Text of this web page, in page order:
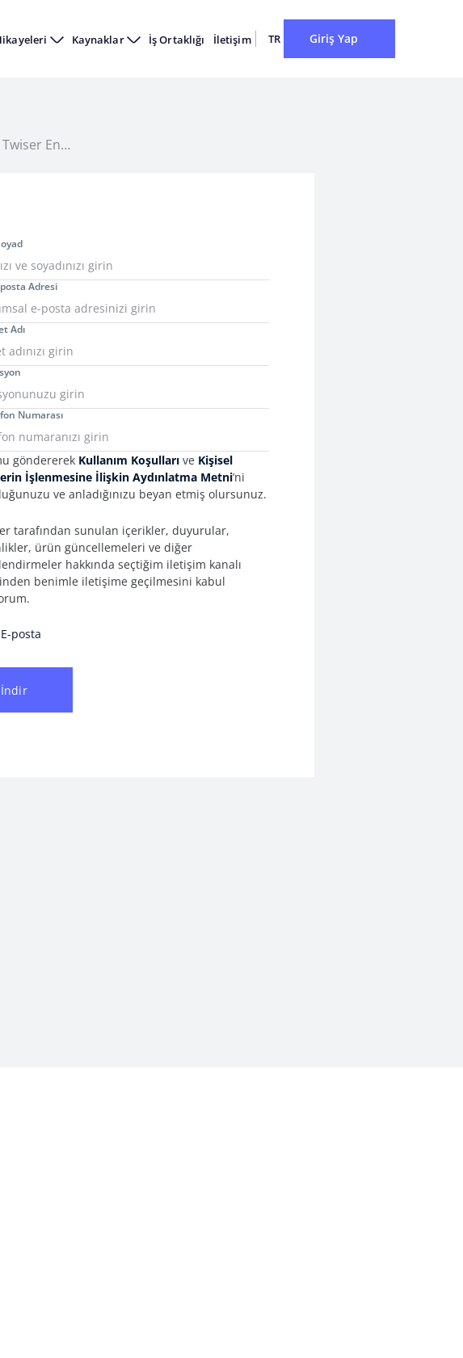
Kaynaklar İş Ortaklığı İletişim TR Giriş Yap
Twiser Engage: Çalışan Bağlılığını Operasyonel Performansa Dönüştüren Yönetici Karar Katmanı
Adresi
Adı
Numarası
göndererek Kullanım Koşulları ve Kişisel
İşlenmesine İlişkin Aydınlatma Metni’ni
ve anladığınızu beyan etmiş olursunuz.
tarafından sunulan içerikler, duyurular,
ürün güncellemeleri ve diğer
hakkında seçtiğim iletişim kanalı
benimle iletişime geçilmesini kabul
Tercihleri
E-posta
İndir